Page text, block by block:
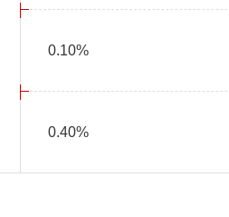
0.10%
0.40%